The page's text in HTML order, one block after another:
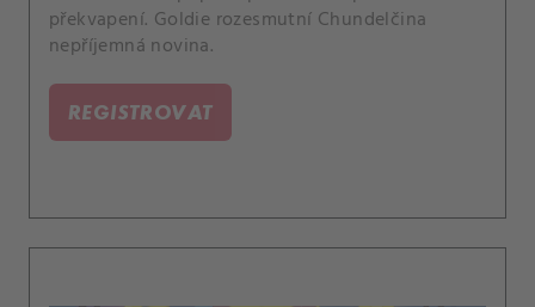
překvapení. Goldie rozesmutní Chundelčina
nepříjemná novina.
REGISTROVAT